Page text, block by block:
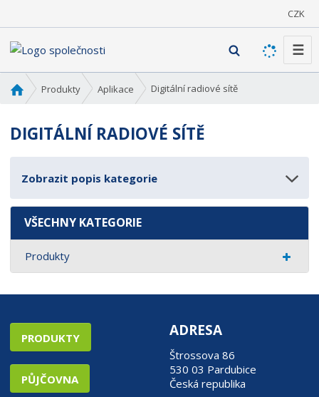
CZK
V
a
☰
v
d
s
t
a
a
Produkty Aplikace Digitální radiové sítě
DIGITÁLNÍ RADIOVÉ SÍTĚ
Zobrazit popis kategorie
VŠECHNY KATEGORIE
Produkty
PRODUKTY
PŮJČOVNA
ADRESA
Štrossova 86
530 03 Pardubice
Česká republika